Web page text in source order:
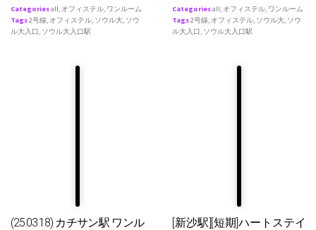
Categoriesall, オフィステル, ワンルーム
Tags2号線, オフィステル, ソウル大, ソウ
ル大入口, ソウル大入口駅
Categoriesall, オフィステル, ワンルーム
Tags2号線, オフィステル, ソウル大, ソウ
ル大入口, ソウル大入口駅
(25.03.18) カチサン駅 ワンル
[新沙駅][短期]ハートステイ